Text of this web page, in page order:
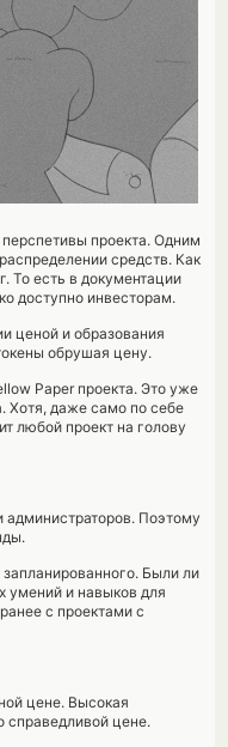
проекта. Одним
средств. Как
То есть в документации
доступно инвесторам.
ценой и образования
обрушая цену.
Paper проекта. Это уже
Хотя, даже само по себе
любой проект на голову
администраторов. Поэтому
Были ли
умений и навыков для
с проектами с
цене. Высокая
справедливой цене.